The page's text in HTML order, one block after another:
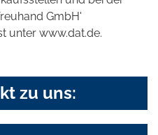
GmbH'
unter www.dat.de.
zu uns: